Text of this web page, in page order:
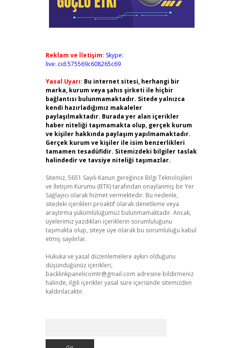
Reklam ve İletişim: Skype:
live:.cid.575569c608265c69
Yasal Uyarı: Bu internet sitesi, herhangi bir
marka, kurum veya şahıs şirketi ile hiçbir
bağlantısı bulunmamaktadır. Sitede yalnızca
kendi hazırladığımız makaleler
paylaşılmaktadır. Burada yer alan içerikler
haber niteliği taşımamakta olup, gerçek kurum
ve kişiler hakkında paylaşım yapılmamaktadır.
Gerçek kurum ve kişiler ile isim benzerlikleri
tamamen tesadüfidir. Sitemizdeki bilgiler taslak
halindedir ve tavsiye niteliği taşımazlar.
Sitemiz, 5651 Sayılı Kanun gereğince Bilgi Teknolojileri
ve İletişim Kurumu (BTK) tarafından onaylanmış bir Yer
Sağlayıcı olarak hizmet vermektedir. Bu nedenle,
sitedeki içerikleri proaktif olarak denetleme veya
araştırma yükümlülüğümüz bulunmamaktadır. Ancak,
üyelerimiz yazdıkları içeriklerin sorumluluğunu
taşımakta olup, siteye üye olarak bu sorumluluğu kabul
etmiş sayılırlar.
Hukuka ve yasal düzenlemelere aykırı olduğunu
düşündüğünüz içerikleri,
backlinkpanelicomtr@gmail.com adresine bildirmeniz
halinde, ilgili içerikler yasal süre içerisinde sitemizden
kaldırılacaktır.